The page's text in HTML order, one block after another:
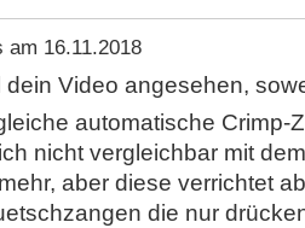
am 16.11.2018
dein Video angesehen,
automatische Crimp-
nicht vergleichbar mit
aber diese verrichtet
die nur